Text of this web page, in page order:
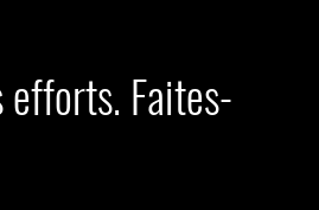
efforts. Faites-